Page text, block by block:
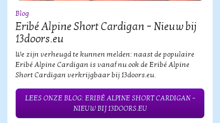
Blog
Eribé Alpine Short Cardigan – Nieuw bij
13doors.eu
We zijn verheugd te kunnen melden: naast de populaire
Eribé Alpine Cardigan is vanaf nu ook de Eribé Alpine
Short Cardigan verkrijgbaar bij 13doors.eu.
LEES ONZE BLOG: ERIBÉ ALPINE SHORT CARDIGAN –
NIEUW BIJ 13DOORS.EU